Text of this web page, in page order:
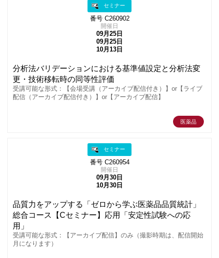
セミナー
番号 C260902
開催日
09月25日
09月25日
10月13日
分析法バリデーションにおける基準値設定と分析法変
更・技術移転時の同等性評価
受講可能な形式：【会場受講（アーカイブ配信付き）】or【ライブ
配信（アーカイブ配信付き）】or【アーカイブ配信】
医薬品
セミナー
番号 C260954
開催日
09月30日
10月30日
品質力をアップする「ゼロから学ぶ医薬品品質統計」
総合コース【Cセミナー】応用「安定性試験への応
用」
受講可能な形式：【アーカイブ配信】のみ（撮影時期は、配信開始
月になります）